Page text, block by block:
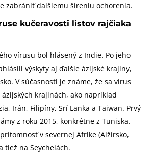
zabrániť ďalšiemu šíreniu ochorenia.
kučeravosti listov rajčiaka
vírusu bol hlásený z Indie. Po jeho
výskyty aj ďalšie ázijské krajiny,
V súčasnosti je známe, že sa vírus
krajinách, ako napríklad
Irán, Filipíny, Srí Lanka a Taiwan. Prvý
z roku 2015, konkrétne z Tuniska.
v severnej Afrike (Alžírsko,
tiež na Seychelách.